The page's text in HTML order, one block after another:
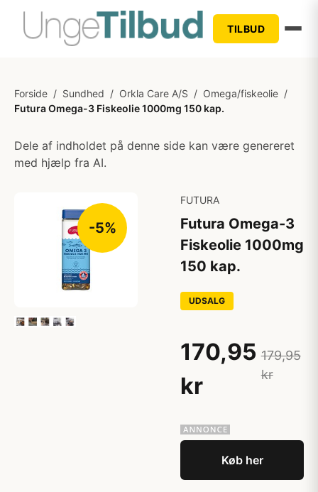
TILBUD
Forside / Sundhed / Orkla Care A/S / Omega/fiskeolie /
Futura Omega-3 Fiskeolie 1000mg 150 kap.
Dele af indholdet på denne side kan være genereret
med hjælp fra AI.
-5%
FUTURA
Futura Omega-3
Fiskeolie 1000mg
150 kap.
UDSALG
170,95
kr
179,95
kr
Køb her